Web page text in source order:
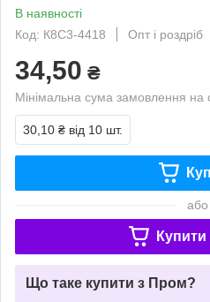
В наявності
Код: К8С3-4418
Опт і роздріб
34,50 ₴
Мінімальна сума замовлення на
30,10 ₴ від 10 шт.
або
Купити
Що таке купити з Пром?